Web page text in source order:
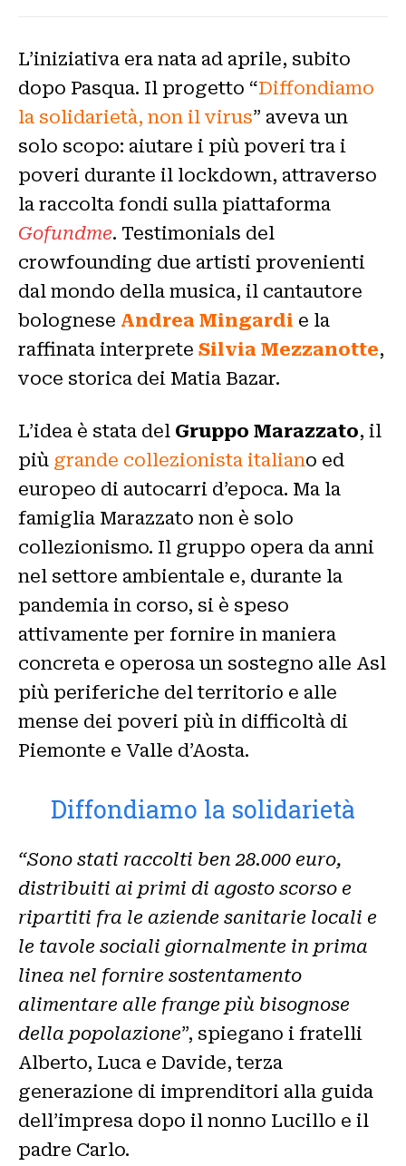
L’iniziativa era nata ad aprile, subito
dopo Pasqua. Il progetto “Diffondiamo
la solidarietà, non il virus” aveva un
solo scopo: aiutare i più poveri tra i
poveri durante il lockdown, attraverso
la raccolta fondi sulla piattaforma
Gofundme. Testimonials del
crowfounding due artisti provenienti
dal mondo della musica, il cantautore
bolognese Andrea Mingardi e la
raffinata interprete Silvia Mezzanotte,
voce storica dei Matia Bazar.
L’idea è stata del Gruppo Marazzato, il
più grande collezionista italiano ed
europeo di autocarri d’epoca. Ma la
famiglia Marazzato non è solo
collezionismo. Il gruppo opera da anni
nel settore ambientale e, durante la
pandemia in corso, si è speso
attivamente per fornire in maniera
concreta e operosa un sostegno alle Asl
più periferiche del territorio e alle
mense dei poveri più in difficoltà di
Piemonte e Valle d’Aosta.
Diffondiamo la solidarietà
“Sono stati raccolti ben 28.000 euro,
distribuiti ai primi di agosto scorso e
ripartiti fra le aziende sanitarie locali e
le tavole sociali giornalmente in prima
linea nel fornire sostentamento
alimentare alle frange più bisognose
della popolazione”, spiegano i fratelli
Alberto, Luca e Davide, terza
generazione di imprenditori alla guida
dell’impresa dopo il nonno Lucillo e il
padre Carlo.